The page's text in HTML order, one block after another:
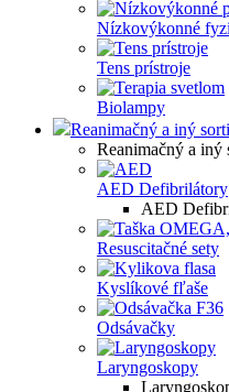
Nízkovýkonné
Tens prístroje
Biolampy
Reanimačný a iný
Reanimačný a iný
AED Defibrilátory
AED
Resuscitačné sety
Kyslíkové fľaše
Odsávačky
Laryngoskopy